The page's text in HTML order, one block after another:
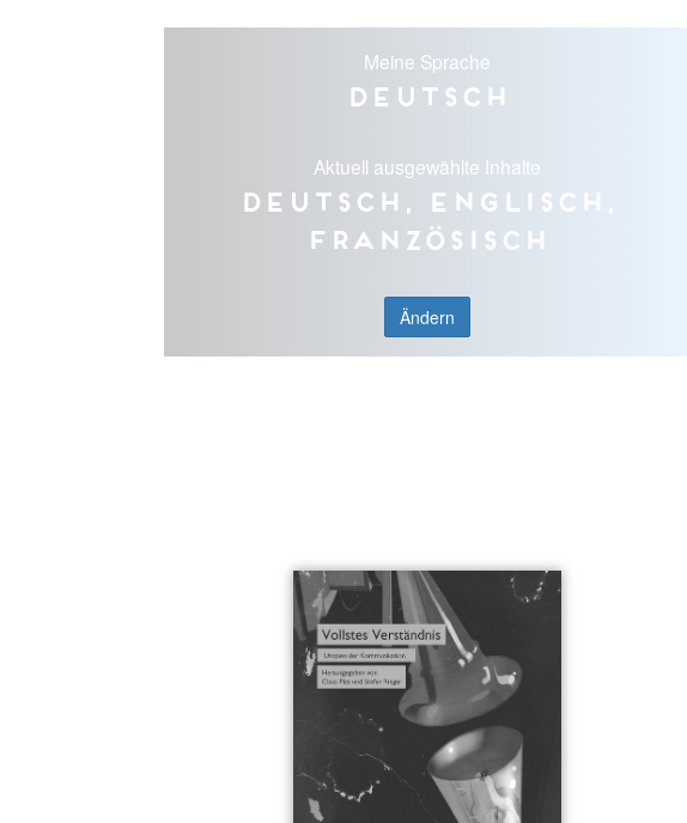
Meine Sprache
Deutsch
Aktuell ausgewählte Inhalte
Deutsch, Englisch,
Französisch
Ändern